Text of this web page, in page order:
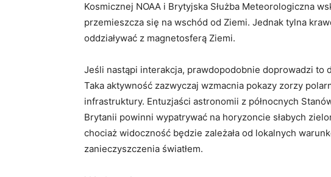
Kosmicznej NOAA i Brytyjska Służba Meteorologiczna
przemieszcza się na wschód od Ziemi. Jednak tylna
oddziaływać z magnetosferą Ziemi.
Jeśli nastąpi interakcja, prawdopodobnie doprowadzi to
Taka aktywność zazwyczaj wzmacnia pokazy zorzy
infrastruktury. Entuzjaści astronomii z północnych
Brytanii powinni wypatrywać na horyzoncie słabych
chociaż widoczność będzie zależała od lokalnych
zanieczyszczenia światłem.